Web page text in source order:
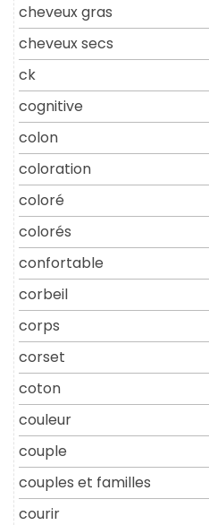
cheveux gras
cheveux secs
ck
cognitive
colon
coloration
coloré
colorés
confortable
corbeil
corps
corset
coton
couleur
couple
couples et familles
courir